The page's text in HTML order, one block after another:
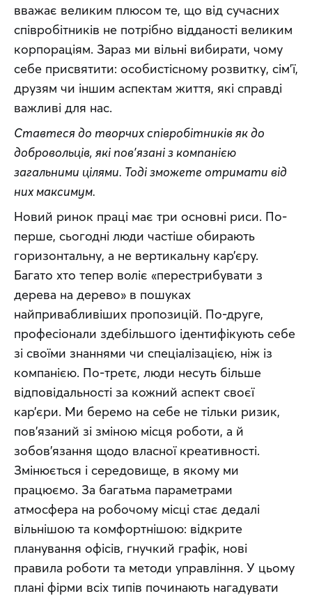
вважає великим плюсом те, що від сучасних
співробітників не потрібно відданості великим
корпораціям. Зараз ми вільні вибирати, чому
себе присвятити: особистісному розвитку, сім’ї,
друзям чи іншим аспектам життя, які справді
важливі для нас.
Ставтеся до творчих співробітників як до
добровольців, які пов’язані з компанією
загальними цілями. Тоді зможете отримати від
них максимум.
Новий ринок праці має три основні риси. По-
перше, сьогодні люди частіше обирають
горизонтальну, а не вертикальну кар’єру.
Багато хто тепер воліє «перестрибувати з
дерева на дерево» в пошуках
найпривабливіших пропозицій. По-друге,
професіонали здебільшого ідентифікують себе
зі своїми знаннями чи спеціалізацією, ніж із
компанією. По-третє, люди несуть більше
відповідальності за кожний аспект своєї
кар’єри. Ми беремо на себе не тільки ризик,
пов’язаний зі зміною місця роботи, а й
зобов’язання щодо власної креативності.
Змінюється і середовище, в якому ми
працюємо. За багатьма параметрами
атмосфера на робочому місці стає дедалі
вільнішою та комфортнішою: відкрите
планування офісів, гнучкий графік, нові
правила роботи та методи управління. У цьому
плані фірми всіх типів починають нагадувати